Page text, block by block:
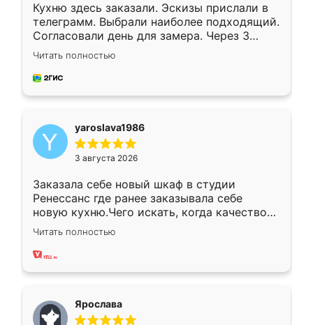
Кухню здесь заказали. Эскизы прислали в
телеграмм. Выбрали наиболее подходящий.
Согласовали день для замера. Через 3
недели кухня была уже готова. Остались
довольны работой. Спасибо Ренессанс
мебель за качественную работу!
Читать полностью
yaroslava1986
3 августа 2026
Заказала себе новый шкаф в студии
Ренессанс где ранее заказывала себе
новую кухню.Чего искать, когда качеством
вполне довольна. Служит кухня уже почти
два года, нареканий нет.
Читать полностью
Ярослава